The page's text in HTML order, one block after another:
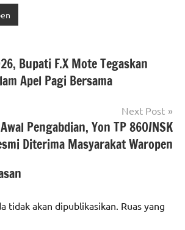
Bupati F.X Mote Tegaskan
Apel Pagi Bersama
Next Post
Pengabdian, Yon TP 860/NSK
Diterima Masyarakat Waropen
tidak akan dipublikasikan. Ruas yang